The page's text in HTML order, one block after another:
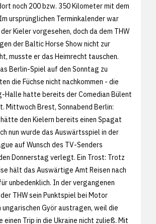
noch 200 bzw. 350 Kilometer mit dem
ursprünglichen Terminkalender war
Kieler vorgesehen, doch da dem THW
der Baltic Horse Show nicht zur
musste er das Heimrecht tauschen.
Berlin-Spiel auf den Sonntag zu
die Füchse nicht nachkommen - die
Halle hatte bereits der Comedian Bülent
Mittwoch Brest, Sonnabend Berlin:
den Kielern bereits einen Spagat
nun wurde das Auswärtsspiel in der
auf Wunsch des TV-Senders
Donnerstag verlegt. Ein Trost: Trotz
hält das Auswärtige Amt Reisen nach
unbedenklich. In der vergangenen
THW sein Punktspiel bei Motor
ungarischen Györ austragen, weil die
einen Trip in die Ukraine nicht zuließ. Mit